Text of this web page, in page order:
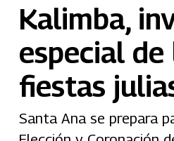
Kalimba,
especial de
fiestas
Santa Ana se prepara